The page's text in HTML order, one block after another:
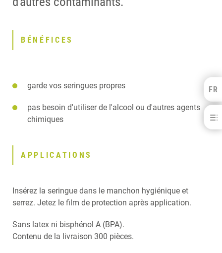
FR
FRANÇAIS
BÉNÉFICES
garde vos seringues propres
pas besoin d'utiliser de l'alcool ou d'autres agents
chimiques
APPLICATIONS
Insérez la seringue dans le manchon hygiénique et
serrez. Jetez le film de protection après application.
Sans latex ni bisphénol A (BPA).
Contenu de la livraison 300 pièces.